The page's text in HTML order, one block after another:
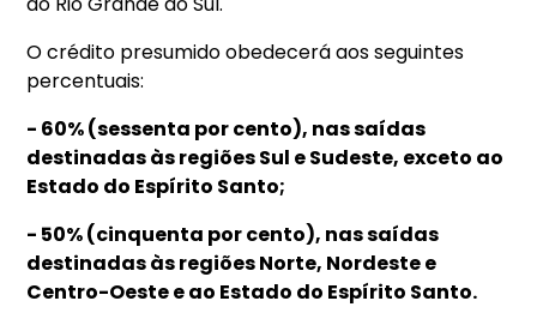
O crédito presumido obedecerá aos seguintes
percentuais:
- 60% (sessenta por cento), nas saídas
destinadas às regiões Sul e Sudeste, exceto ao
Estado do Espírito Santo;
- 50% (cinquenta por cento), nas saídas
destinadas às regiões Norte, Nordeste e
Centro-Oeste e ao Estado do Espírito Santo.